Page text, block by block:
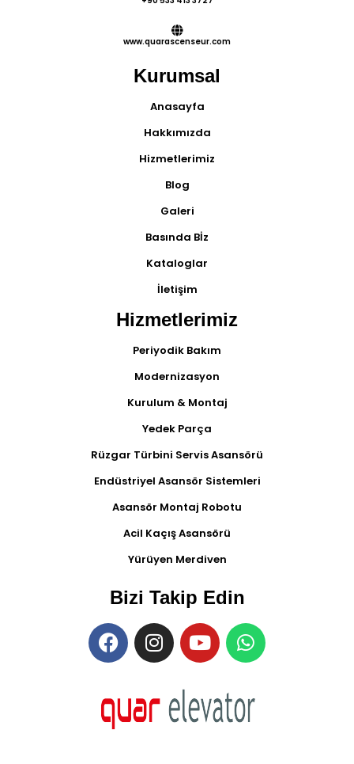
www.quarascenseur.com
Kurumsal
Anasayfa
Hakkımızda
Hizmetlerimiz
Blog
Galeri
Basında Bİz
Kataloglar
İletişim
Hizmetlerimiz
Periyodik Bakım
Modernizasyon
Kurulum & Montaj
Yedek Parça
Rüzgar Türbini Servis Asansörü
Endüstriyel Asansör Sistemleri
Asansör Montaj Robotu
Acil Kaçış Asansörü
Yürüyen Merdiven
Bizi Takip Edin